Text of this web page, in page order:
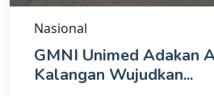
Nasional
GMNI Unimed Adakan
Kalangan Wujudkan...